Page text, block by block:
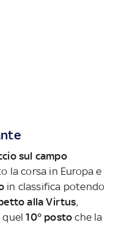
sul campo
la corsa in Europa e
in classifica potendo
alla Virtus,
quel10° posto che la